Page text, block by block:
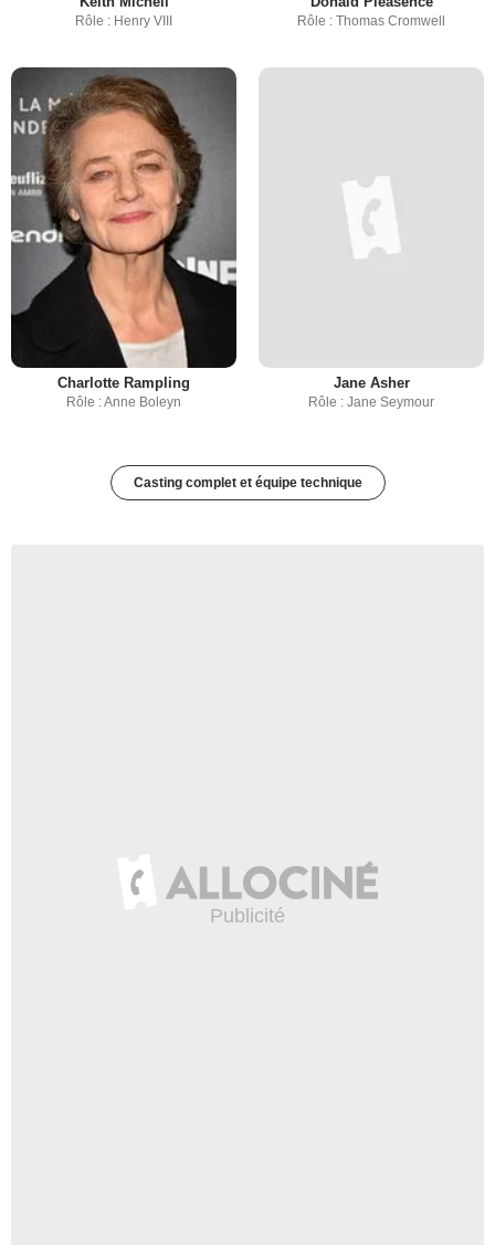
Rôle : Henry VIII Rôle : Thomas Cromwell
Charlotte Rampling
Rôle : Anne Boleyn
Jane Asher
Rôle : Jane Seymour
Casting complet et équipe technique